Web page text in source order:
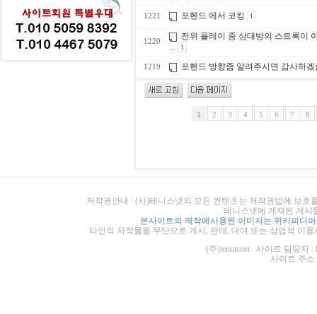
1221 포헨드 에서 코킹 1
1220
전위 플레이 중 상대방의 스트록이
1
1219 포핸드 방향좀 알려주시면 감사하겠
1 2 3 4 5 6 7 8
저작권안내 : (사)테니스넷의 모든 컨텐츠는 저작권법에 보
테니스넷에 게재된 게시
본사이트의 제작에사용된 이미지는 위키피디
타인의 저작물을 무단으로 게시, 판매, 대여 또는 상업적 이
(주)tennisnet 사이트 담당자 :
사이트 주